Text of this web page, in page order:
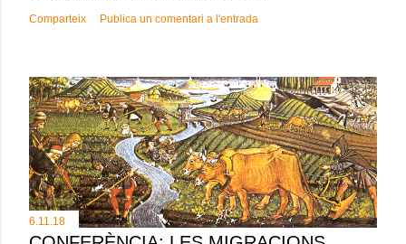
Comparteix Publica un comentari a l'entrada
6.11.18